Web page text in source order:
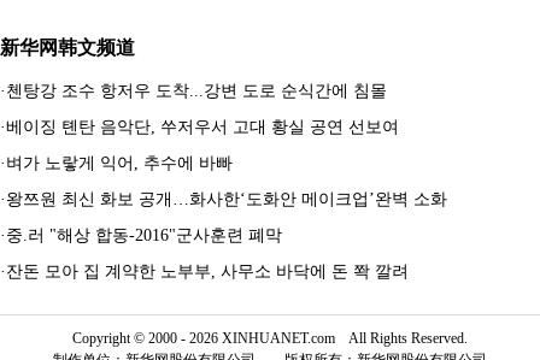
新华网韩文频道
· 첸탕강 조수 항저우 도착...강변 도로 순식간에 침몰
·베이징 톈탄 음악단, 쑤저우서 고대 황실 공연 선보여
· 벼가 노랗게 익어, 추수에 바빠
· 왕쯔원 최신 화보 공개…화사한‘도화안 메이크업’완벽 소화
· 중.러 "해상 합동-2016"군사훈련 폐막
· 잔돈 모아 집 계약한 노부부, 사무소 바닥에 돈 쫙 깔려
Copyright © 2000 - 2026 XINHUANET.com All Rights Reserved.